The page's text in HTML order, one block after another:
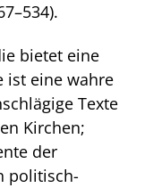
bietet eine
ist eine wahre
Texte
Kirchen;
der
politisch-